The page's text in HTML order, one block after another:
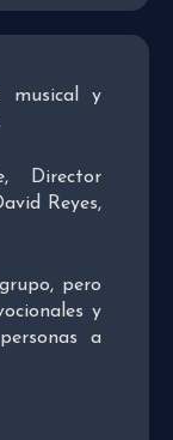
musical y
Director
Reyes,
pero
y
a